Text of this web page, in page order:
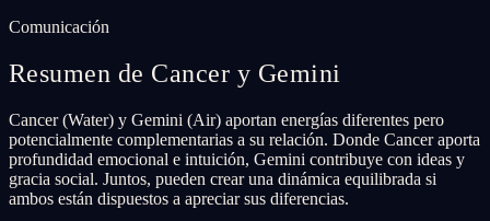
Comunicación
Resumen de Cancer y Gemini
Cancer (Water) y Gemini (Air) aportan energías diferentes pero
potencialmente complementarias a su relación. Donde Cancer aporta
profundidad emocional e intuición, Gemini contribuye con ideas y
gracia social. Juntos, pueden crear una dinámica equilibrada si
ambos están dispuestos a apreciar sus diferencias.